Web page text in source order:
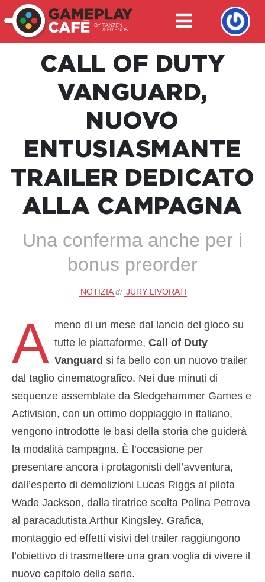
CALL OF DUTY
VANGUARD,
NUOVO
ENTUSIASMANTE
TRAILER DEDICATO
ALLA CAMPAGNA
Una conferma anche per i
bonus preorder
NOTIZIA di JURY LIVORATI
A meno di un mese dal lancio del gioco su
tutte le piattaforme,Call of Duty
Vanguard si fa bello con un nuovo trailer
dal taglio cinematografico. Nei due minuti di
sequenze assemblate da Sledgehammer Games e
Activision, con un ottimo doppiaggio in italiano,
vengono introdotte le basi della storia che guiderà
la modalità campagna. È l’occasione per
presentare ancora i protagonisti dell’avventura,
dall’esperto di demolizioni Lucas Riggs al pilota
Wade Jackson, dalla tiratrice scelta Polina Petrova
al paracadutista Arthur Kingsley. Grafica,
montaggio ed effetti visivi del trailer raggiungono
l’obiettivo di trasmettere una gran voglia di vivere il
nuovo capitolo della serie.